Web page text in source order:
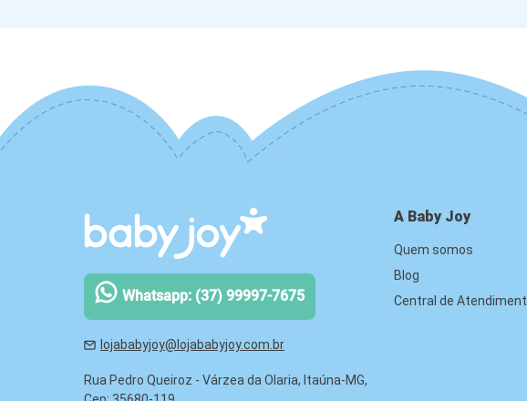
Whatsapp: (37) 99997-7675
lojababyjoy@lojababyjoy.com.br
Rua Pedro Queiroz - Várzea da Olaria, Itaúna-MG,
A Baby Joy
Quem somos
Blog
Central de